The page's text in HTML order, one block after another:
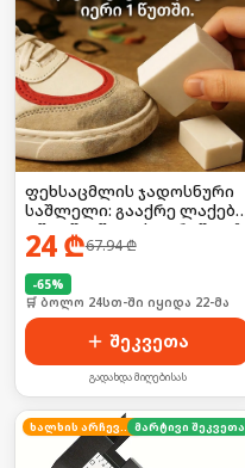
ფეხსაცმლის ჯადოსნური
საშლელი: გააქრე ლაქები
1 წუთში (წყლის გარეშე!) 🚫
💧
24₾67.94₾
-65%
🛒 ბოლო 24სთ-ში იყიდა 22-მა
შეკვეთა
გადახდა მიღებისას
ხალხის არჩევანი მარტივი შეკვეთა